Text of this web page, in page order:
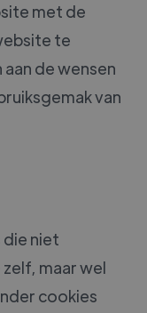
met de
te
de wensen
van
die niet
maar wel
cookies